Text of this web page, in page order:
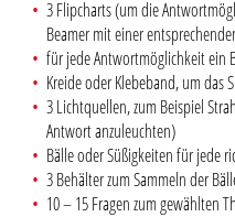
3 Flipcharts (um die
Beamer mit einer
für jede Antwortmöglichkeit ein
Kreide oder Klebeband, um das
3 Lichtquellen, zum Beispiel
Antwort anzuleuchten)
Bälle oder Süßigkeiten für jede
3 Behälter zum Sammeln der
10 – 15 Fragen zum gewählten